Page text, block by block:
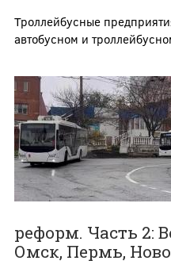
Троллейбусные
автобусном и
реформ. Часть 2:
Омск, Пермь,